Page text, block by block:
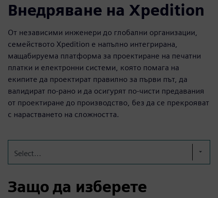
Внедряване на Xpedition
От независими инженери до глобални организации,
семейството Xpedition е напълно интегрирана,
мащабируема платформа за проектиране на печатни
платки и електронни системи, която помага на
екипите да проектират правилно за първи път, да
валидират по-рано и да осигурят по-чисти предавания
от проектиране до производство, без да се прекрояват
с нарастването на сложността.
Select...
Защо да изберете